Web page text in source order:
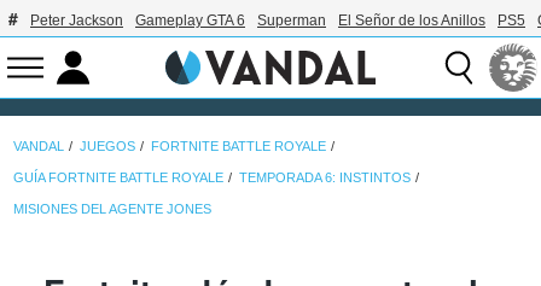
Peter Jackson Gameplay GTA 6 Superman El Señor de los Anillos PS5
VANDAL JUEGOS FORTNITE BATTLE ROYALE
GUÍA FORTNITE BATTLE ROYALE TEMPORADA 6: INSTINTOS
MISIONES DEL AGENTE JONES